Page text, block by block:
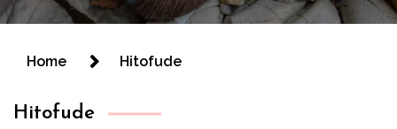
Home Hitofude
Hitofude